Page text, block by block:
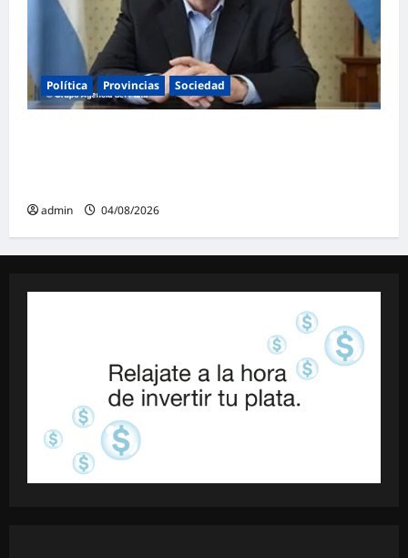
Política Provincias Sociedad
admin 04/08/2026